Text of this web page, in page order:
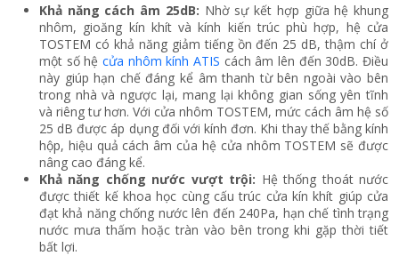
Khả năng cách âm 25dB: Nhờ sự kết hợp giữa hệ khung
nhôm, gioăng kín khít và kính kiến trúc phù hợp, hệ cửa
TOSTEM có khả năng giảm tiếng ồn đến 25 dB, thậm chí ở
một số hệ cửa nhôm kính ATIS cách âm lên đến 30dB. Điều
này giúp hạn chế đáng kể âm thanh từ bên ngoài vào bên
trong nhà và ngược lại, mang lại không gian sống yên tĩnh
và riêng tư hơn. Với cửa nhôm TOSTEM, mức cách âm hệ số
25 dB được áp dụng đối với kính đơn. Khi thay thế bằng kính
hộp, hiệu quả cách âm của hệ cửa nhôm TOSTEM sẽ được
nâng cao đáng kể.
Khả năng chống nước vượt trội: Hệ thống thoát nước
được thiết kế khoa học cùng cấu trúc cửa kín khít giúp cửa
đạt khả năng chống nước lên đến 240Pa, hạn chế tình trạng
nước mưa thấm hoặc tràn vào bên trong khi gặp thời tiết
bất lợi.